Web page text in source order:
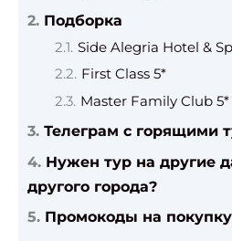
Подборка
Side Alegria Hotel &
First Class 5*
Master Family Club 5*
Телеграм с горящими
Нужен тур на другие
другого города?
Промокоды на